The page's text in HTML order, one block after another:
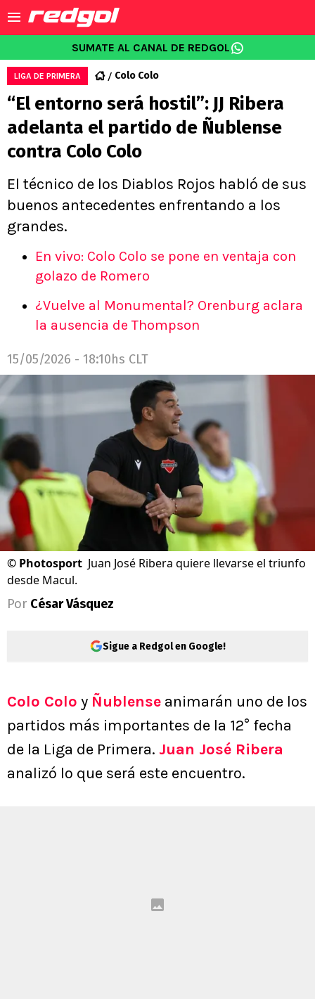
SUMATE AL CANAL DE REDGOL
LIGA DE PRIMERA Colo Colo
“El entorno será hostil”: JJ Ribera
adelanta el partido de Ñublense
contra Colo Colo
El técnico de los Diablos Rojos habló de sus
buenos antecedentes enfrentando a los
grandes.
En vivo: Colo Colo se pone en ventaja con
golazo de Romero
¿Vuelve al Monumental? Orenburg aclara
la ausencia de Thompson
15/05/2026 - 18:10hs CLT
© Photosport Juan José Ribera quiere llevarse el triunfo
desde Macul.
Por César Vásquez
Sigue a Redgol en Google!
Colo Colo y Ñublense animarán uno de los
partidos más importantes de la 12° fecha
de la Liga de Primera. Juan José Ribera
analizó lo que será este encuentro.